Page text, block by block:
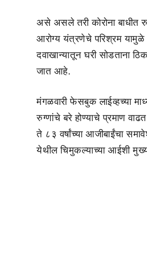
असे असले तरी कोरोना बाधीत
आरोग्य यंत्रणेचे परिश्रम यामुळे
दवाखान्यातून घरी सोडताना
जात आहे.
मंगळवारी फेसबुक लाईव्हच्या
रुग्णांचे बरे होण्याचे प्रमाण
ते ८३ वर्षांच्या आजीबाईंचा
येथील चिमुकल्याच्या आईशी